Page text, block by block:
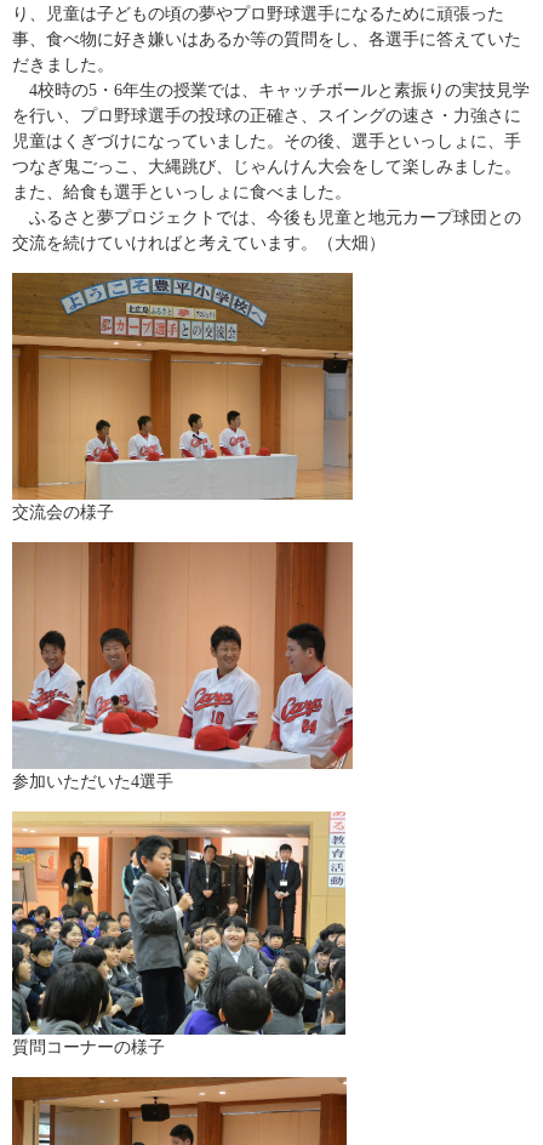
り、児童は子どもの頃の夢やプロ野球選手になるために頑張った
事、食べ物に好き嫌いはあるか等の質問をし、各選手に答えていた
だきました。
4校時の5・6年生の授業では、キャッチボールと素振りの実技見学
を行い、プロ野球選手の投球の正確さ、スイングの速さ・力強さに
児童はくぎづけになっていました。その後、選手といっしょに、手
つなぎ鬼ごっこ、大縄跳び、じゃんけん大会をして楽しみました。
また、給食も選手といっしょに食べました。
ふるさと夢プロジェクトでは、今後も児童と地元カープ球団との
交流を続けていければと考えています。（大畑）
交流会の様子
参加いただいた4選手
質問コーナーの様子